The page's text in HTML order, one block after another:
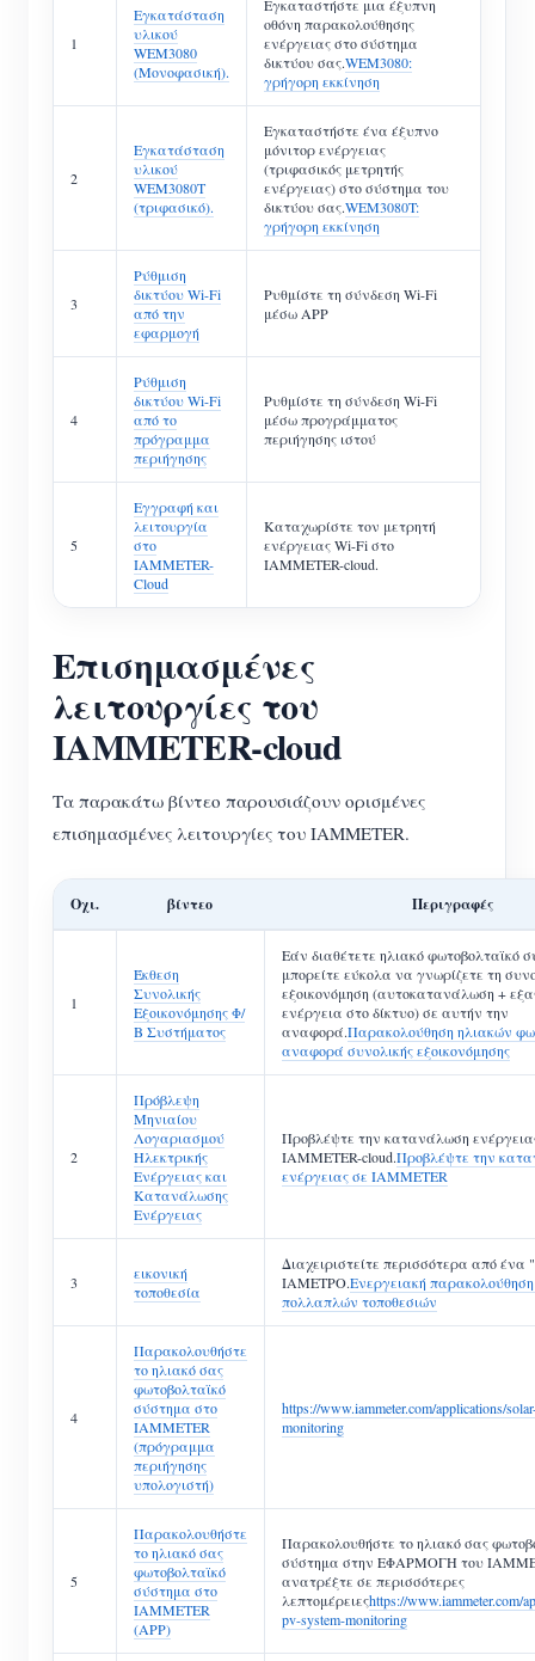
1
Εγκατάσταση
υλικού
WEM3080
(Μονοφασική).
Εγκαταστήστε μια έξυπνη
οθόνη παρακολούθησης
ενέργειας στο σύστημα
δικτύου σας.WEM3080:
γρήγορη εκκίνηση
2
Εγκατάσταση
υλικού
WEM3080T
(τριφασικό).
Εγκαταστήστε ένα έξυπνο
μόνιτορ ενέργειας
(τριφασικός μετρητής
ενέργειας) στο σύστημα του
δικτύου σας.WEM3080T:
γρήγορη εκκίνηση
3
Ρύθμιση
δικτύου Wi-Fi
από την
εφαρμογή
Ρυθμίστε τη σύνδεση Wi-Fi
μέσω APP
4
Ρύθμιση
δικτύου Wi-Fi
από το
πρόγραμμα
περιήγησης
Ρυθμίστε τη σύνδεση Wi-Fi
μέσω προγράμματος
περιήγησης ιστού
5
Εγγραφή και
λειτουργία
στο
IAMMETER-
Cloud
Καταχωρίστε τον μετρητή
ενέργειας Wi-Fi στο
IAMMETER-cloud.
Επισημασμένες
λειτουργίες του
IAMMETER-cloud
Τα παρακάτω βίντεο παρουσιάζουν ορισμένες
επισημασμένες λειτουργίες του IAMMETER.
Οχι. βίντεο Περιγραφές
1
Έκθεση
Συνολικής
Εξοικονόμησης Φ/
Β Συστήματος
Εάν διαθέτετε ηλιακό φωτοβολταϊκό
μπορείτε εύκολα να γνωρίζετε τη
εξοικονόμηση (αυτοκατανάλωση +
ενέργεια στο δίκτυο) σε αυτήν την
αναφορά.Παρακολούθηση ηλιακών
αναφορά συνολικής εξοικονόμησης
2
Πρόβλεψη
Μηνιαίου
Λογαριασμού
Ηλεκτρικής
Ενέργειας και
Κατανάλωσης
Ενέργειας
Προβλέψτε την κατανάλωση
IAMMETER-cloud.Προβλέψτε την
ενέργειας σε IAMMETER
3
εικονική
τοποθεσία
Διαχειριστείτε περισσότερα από ένα
ΙΑΜΕΤΡΟ.Ενεργειακή
πολλαπλών τοποθεσιών
4
Παρακολουθήστε
το ηλιακό σας
φωτοβολταϊκό
σύστημα στο
IAMMETER
(πρόγραμμα
περιήγησης
υπολογιστή)
https://www.iammeter.com/applications/
monitoring
5
Παρακολουθήστε
το ηλιακό σας
φωτοβολταϊκό
σύστημα στο
IAMMETER
(APP)
Παρακολουθήστε το ηλιακό σας
σύστημα στην ΕΦΑΡΜΟΓΗ του
ανατρέξτε σε περισσότερες
λεπτομέρειεςhttps://www.iammeter.com/
pv-system-monitoring